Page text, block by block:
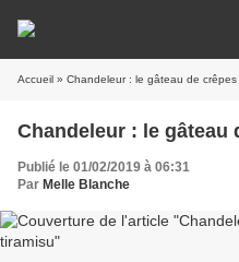
Accueil » Chandeleur : le gâteau de crêpes
Chandeleur : le gâteau
Publié le 01/02/2019 à 06:31
Par Melle Blanche